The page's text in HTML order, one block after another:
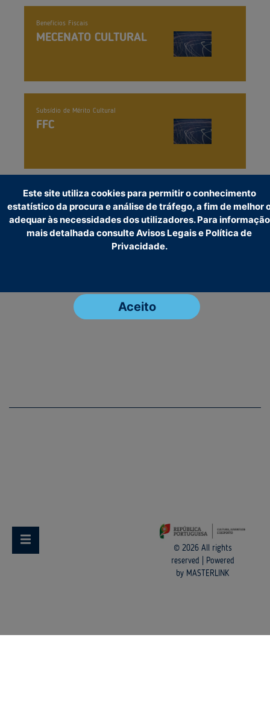
Benefícios Fiscais
MECENATO CULTURAL
Subsídio de Mérito Cultural
FFC
© 2026 All rights
reserved
Powered
by MASTERLINK
Este site utiliza cookies para permitir o conhecimento
estatístico da procura e análise de tráfego, a fim de melhor
adequar às necessidades dos utilizadores. Para informação
mais detalhada consulte Avisos Legais e Política de
Privacidade.
Aceito